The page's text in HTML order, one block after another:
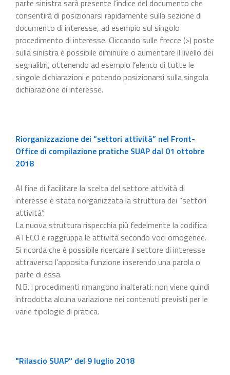
parte sinistra sarà presente l’indice del documento che
consentirà di posizionarsi rapidamente sulla sezione di
documento di interesse, ad esempio sul singolo
procedimento di interesse. Cliccando sulle frecce (>) poste
sulla sinistra è possibile diminuire o aumentare il livello dei
segnalibri, ottenendo ad esempio l’elenco di tutte le
singole dichiarazioni e potendo posizionarsi sulla singola
dichiarazione di interesse.
Riorganizzazione dei “settori attività” nel Front-
Office di compilazione pratiche SUAP dal 01 ottobre
2018
Al fine di facilitare la scelta del settore attività di
interesse è stata riorganizzata la struttura dei “settori
attività”.
La nuova struttura rispecchia più fedelmente la codifica
ATECO e raggruppa le attività secondo voci omogenee.
Si ricorda che è possibile ricercare il settore di interesse
attraverso l’apposita funzione inserendo una parola o
parte di essa.
N.B. i procedimenti rimangono inalterati: non viene quindi
introdotta alcuna variazione nei contenuti previsti per le
varie tipologie di pratica.
"Rilascio SUAP" del 9 luglio 2018